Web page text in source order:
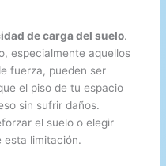
de carga del suelo.
especialmente aquellos
fuerza, pueden ser
el piso de tu espacio
sin sufrir daños.
el suelo o elegir
esta limitación.